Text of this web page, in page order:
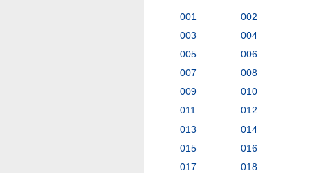
001
002
003
004
005
006
007
008
009
010
011
012
013
014
015
016
017
018